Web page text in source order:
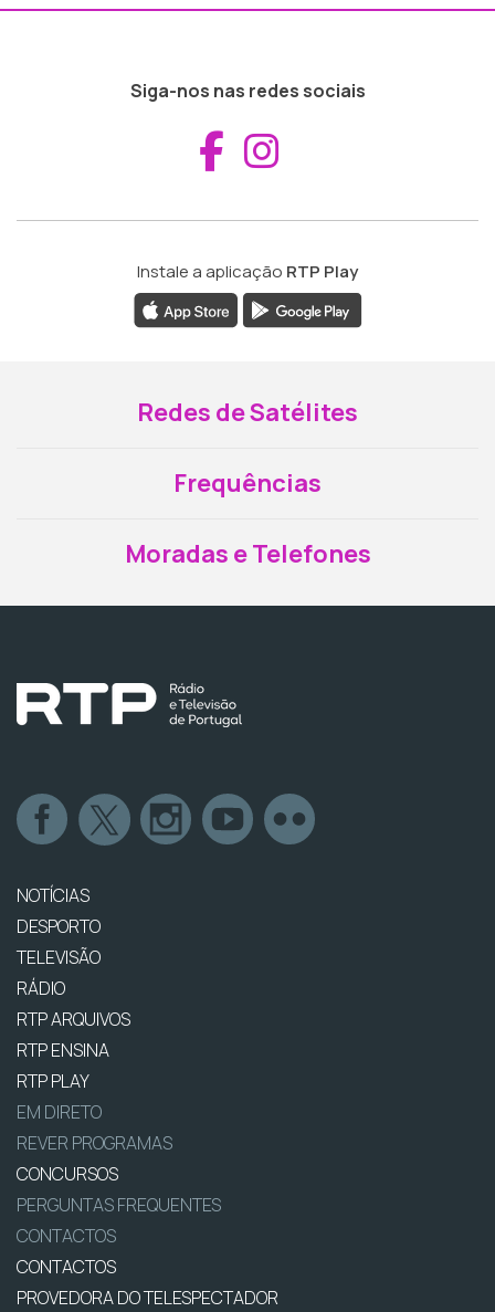
Siga-nos nas redes sociais
Aceder ao
Instale a aplicação RTP Play
Redes de Satélites
Frequências
Moradas e Telefones
NOTÍCIAS
DESPORTO
TELEVISÃO
RÁDIO
RTP ARQUIVOS
RTP ENSINA
RTP PLAY
EM DIRETO
REVER PROGRAMAS
CONCURSOS
PERGUNTAS FREQUENTES
CONTACTOS
CONTACTOS
PROVEDORA DO TELESPECTADOR